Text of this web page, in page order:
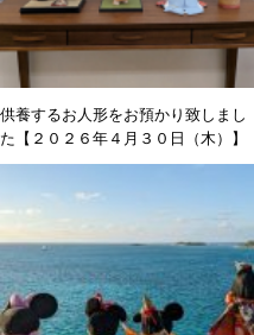
供養するお人形をお預かり致しまし
た【２０２６年４月３０日（木）】